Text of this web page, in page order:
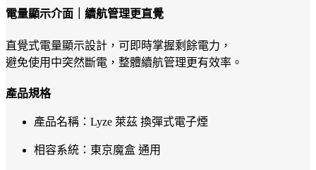
電量顯示介面｜續航管理更直覺
直覺式電量顯示設計，可即時掌握剩餘電力，
避免使用中突然斷電，整體續航管理更有效率。
產品規格
產品名稱：Lyze 萊茲 換彈式電子煙
相容系統：東京魔盒 通用